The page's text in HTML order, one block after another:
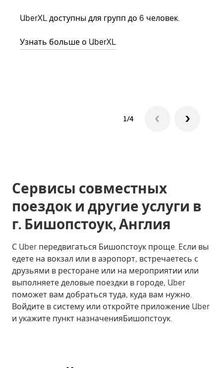
UberXL доступны для групп до 6 человек.
Узнать больше о UberXL
1/4
Сервисы совместных
поездок и другие услуги в
г. Бишопстоук, Англия
С Uber передвигаться Бишопстоук проще. Если вы
едете на вокзал или в аэропорт, встречаетесь с
друзьями в ресторане или на мероприятии или
выполняете деловые поездки в городе, Uber
поможет вам добраться туда, куда вам нужно.
Войдите в систему или откройте приложение Uber
и укажите пункт назначенияБишопстоук.